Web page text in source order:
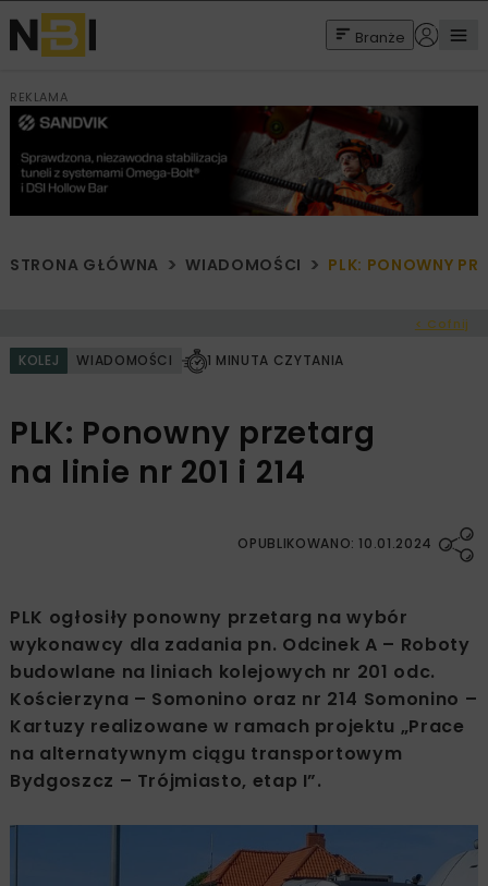
Branże
REKLAMA
STRONA GŁÓWNA WIADOMOŚCI PLK: PONOWNY
< Cofnij
KOLEJ WIADOMOŚCI 1 MINUTA CZYTANIA
PLK: Ponowny przetarg
na linie nr 201 i 214
OPUBLIKOWANO: 10.01.2024
PLK ogłosiły ponowny przetarg na wybór
wykonawcy dla zadania pn. Odcinek A – Roboty
budowlane na liniach kolejowych nr 201 odc.
Kościerzyna – Somonino oraz nr 214 Somonino –
Kartuzy realizowane w ramach projektu „Prace
na alternatywnym ciągu transportowym
Bydgoszcz – Trójmiasto, etap I”.